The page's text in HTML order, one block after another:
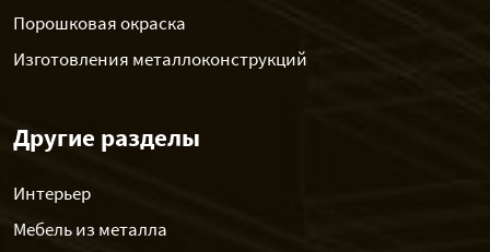
Порошковая окраска
Изготовления металлоконструкций
Другие разделы
Интерьер
Мебель из металла